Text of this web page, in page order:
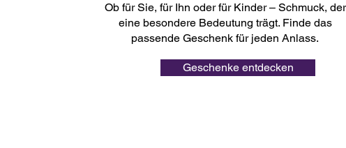
Ob für Sie, für Ihn oder für Kinder – Schmuck, der
eine besondere Bedeutung trägt. Finde das
passende Geschenk für jeden Anlass.
Geschenke entdecken